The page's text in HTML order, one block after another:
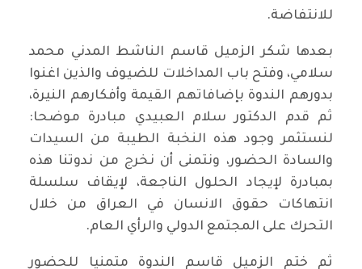
للانتفاضة.
بعدها شكر الزميل قاسم الناشط المدني محمد
سلامي، وفتح باب المداخلات للضيوف والذين اغنوا
بدورهم الندوة بإضافاتهم القيمة وأفكارهم النيرة،
ثم قدم الدكتور سلام العبيدي مبادرة موضحا:
لنستثمر وجود هذه النخبة الطيبة من السيدات
والسادة الحضور، ونتمنى أن نخرج من ندوتنا هذه
بمبادرة لإيجاد الحلول الناجعة، لإيقاف سلسلة
انتهاكات حقوق الانسان في العراق من خلال
التحرك على المجتمع الدولي والرأي العام.
ثم ختم الزميل قاسم الندوة متمنيا للحضور